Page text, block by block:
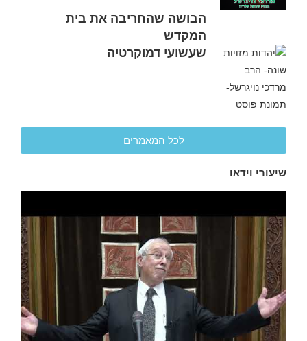
הבושה שהחריבה את בית
המקדש
שעשועי דמוקרטיה
לכל המאמרים
שיעורי וידאו